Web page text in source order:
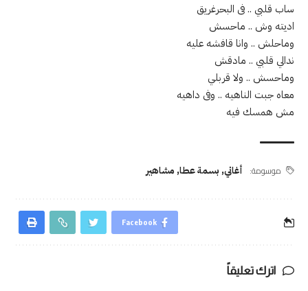
ساب قلبي .. فى البحرغريق
اديته وش .. ماحسش
وماحلش .. وانا قافشه عليه
ندالي قلبي .. مادقش
وماحسش .. ولا قربلي
معاه جبت الناهيه .. وفى داهيه
مش همسك فيه
موسومة: أغاني,بسمة عطا, مشاهير
Facebook
اترك تعليقاً